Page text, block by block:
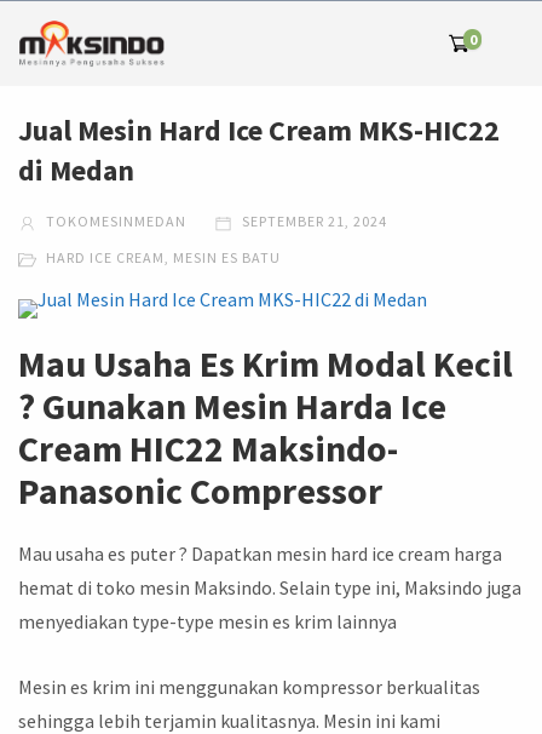
0
Jual Mesin Hard Ice Cream MKS-HIC22
di Medan
TOKOMESINMEDAN SEPTEMBER 21, 2024
HARD ICE CREAM, MESIN ES BATU
Mau Usaha Es Krim Modal Kecil
? Gunakan Mesin Harda Ice
Cream HIC22 Maksindo-
Panasonic Compressor
Mau usaha es puter ? Dapatkan mesin hard ice cream harga
hemat di toko mesin Maksindo. Selain type ini, Maksindo juga
menyediakan type-type mesin es krim lainnya
Mesin es krim ini menggunakan kompressor berkualitas
sehingga lebih terjamin kualitasnya. Mesin ini kami